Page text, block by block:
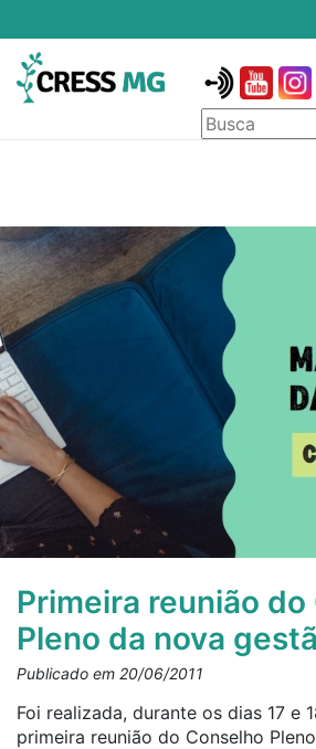
Primeira reunião
Pleno da nova
Publicado em 20/06/2011
Foi realizada, durante os dias 17 e
primeira reunião do Conselho